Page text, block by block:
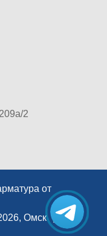
2
от
Омск |